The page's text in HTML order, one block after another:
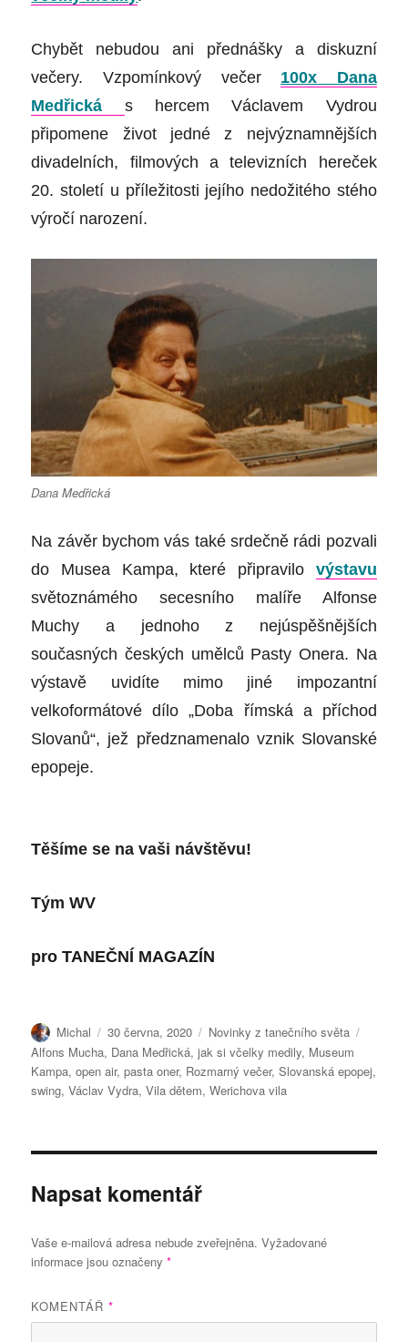
Chybět nebudou ani přednášky a diskuzní
večery. Vzpomínkový večer
100x Dana
Medřická shercem Václavem Vydrou
připomene život jedné z nejvýznamnějších
divadelních, filmových a televizních hereček
20. století u příležitosti jejího nedožitého stého
výročí narození.
Dana Medřická
Na závěr bychom vás také srdečně rádi pozvali
do Musea Kampa, které připravilo
výstavu
světoznámého secesního malíře Alfonse
Muchy a jednoho z nejúspěšnějších
současných českých umělců Pasty Onera. Na
výstavě uvidíte mimo jiné impozantní
velkoformátové dílo „Doba římská a příchod
Slovanů“, jež předznamenalo vznik Slovanské
epopeje.
Těšíme se na vaši návštěvu!
Tým WV
proTANEČNÍ MAGAZÍN
Autor:
Michal Publikováno:
30 června, 2020 Rubriky:
Novinky z tanečního světa
Alfons Mucha, Dana Medřická,jak si včelky medily, Museum
Kampa,open air,pasta oner, Rozmarný večer,Slovanská epopej,
swing,Václav Vydra,Vila dětem,Werichova vila
Napsat komentář
Vaše e-mailová adresa nebude zveřejněna. Vyžadované
informace jsou označeny*
KOMENTÁŘ*